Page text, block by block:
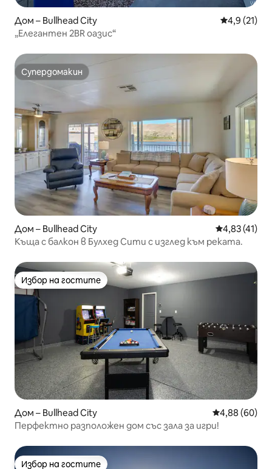
Дом – Bullhead City Средна
4,9 (21)
„Елегантен 2BR оазис“
Супердомакин
Супердомакин
Дом – Bullhead City Средна
4,83 (41)
Къща с балкон в Булхед Сити с изглед към реката.
Избор на гостите
Избор на гостите
Дом – Bullhead City Средна
4,88 (60)
Перфектно разположен дом със зала за игри!
Избор на гостите